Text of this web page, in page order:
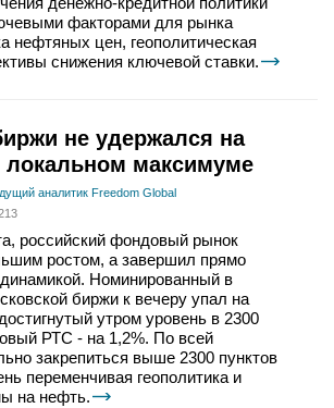
факторами для рынка
нефтяных цен, геополитическая
снижения ключевой ставки.
не удержался на
локальном максимуме
аналитик Freedom Global
российский фондовый рынок
ростом, а завершил прямо
Номинированный в
биржи к вечеру упал на
утром уровень в 2300
РТС - на 1,2%. По всей
закрепиться выше 2300 пунктов
переменчивая геополитика и
на нефть.